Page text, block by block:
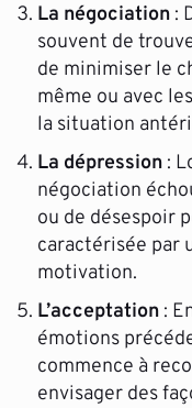
La négociation :
souvent de
de minimiser le
même ou avec
la situation
La dépression :
négociation
ou de désespoir
caractérisée par
motivation.
L’acceptation :
émotions
commence à
envisager des